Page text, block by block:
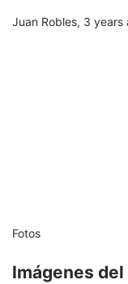
Juan Robles, 3 years
Fotos
Imágenes